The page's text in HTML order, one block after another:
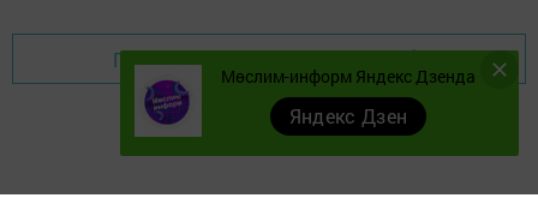
Перейти на страницу новости
Мөслим-информ Яндекс Дзенда
Яндекс Дзен